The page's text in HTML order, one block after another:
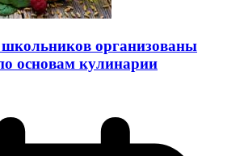
организованы
основам кулинарии